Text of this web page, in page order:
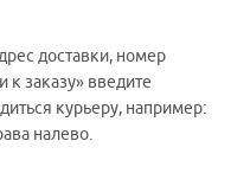
доставки, номер
заказу» введите
курьеру, например:
налево.